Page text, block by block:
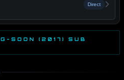
Direct
SOON (2017) SUB